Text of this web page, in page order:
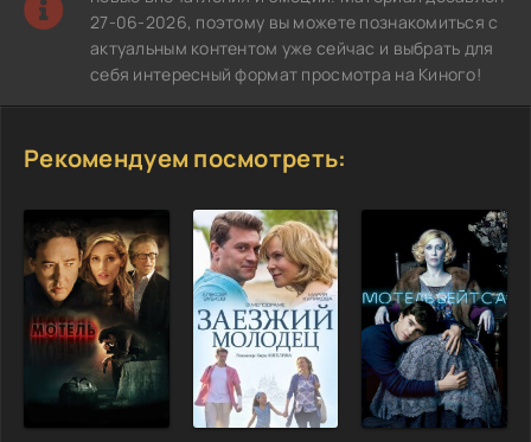
27-06-2026, поэтому вы можете познакомиться с
актуальным контентом уже сейчас и выбрать для
себя интересный формат просмотра на Киного!
Рекомендуем посмотреть: